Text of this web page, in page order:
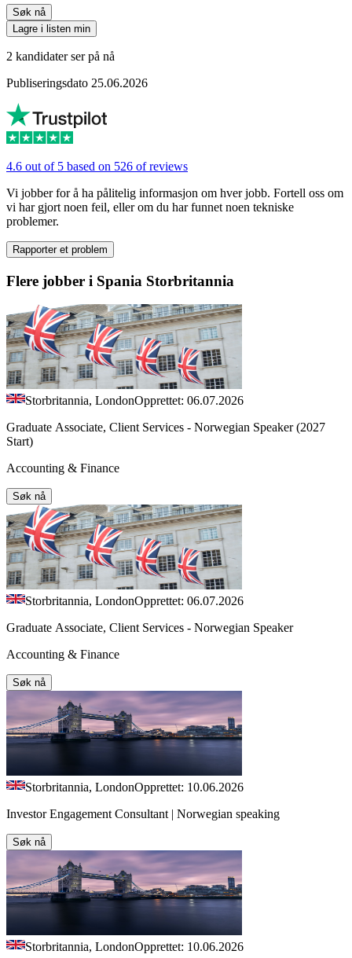
Søk nå
Lagre i listen min
2 kandidater ser på nå
Publiseringsdato 25.06.2026
4.6 out of 5 based on 526 of reviews
Vi jobber for å ha pålitelig informasjon om hver jobb. Fortell oss om
vi har gjort noen feil, eller om du har funnet noen tekniske
problemer.
Rapporter et problem
Flere jobber i Spania Storbritannia
Storbritannia, LondonOpprettet: 06.07.2026
Graduate Associate, Client Services - Norwegian Speaker (2027
Start)
Accounting & Finance
Søk nå
Storbritannia, LondonOpprettet: 06.07.2026
Graduate Associate, Client Services - Norwegian Speaker
Accounting & Finance
Søk nå
Storbritannia, LondonOpprettet: 10.06.2026
Investor Engagement Consultant | Norwegian speaking
Søk nå
Storbritannia, LondonOpprettet: 10.06.2026